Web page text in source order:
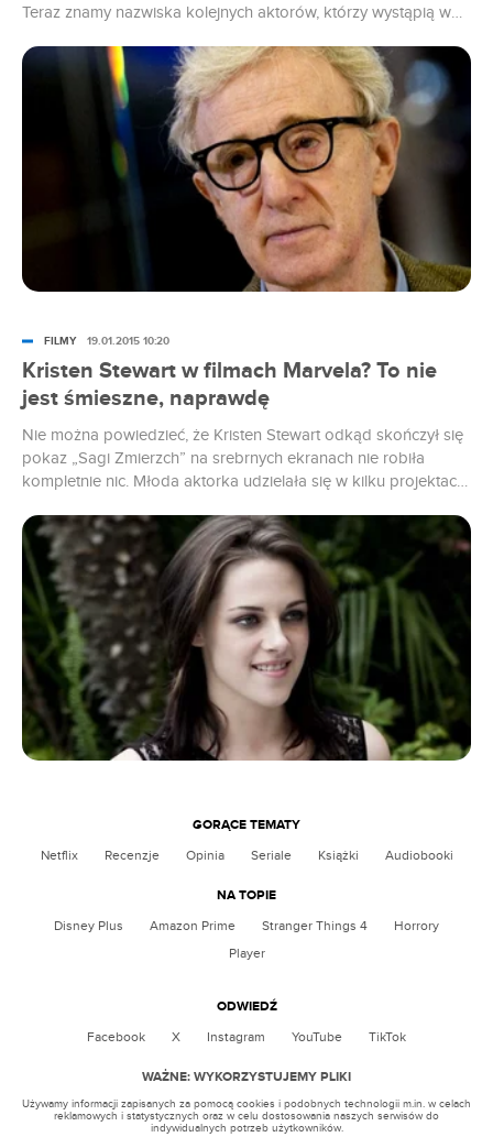
Teraz znamy nazwiska kolejnych aktorów, którzy wystąpią w
Kristen Stewart w filmach Marvela? To nie
jest śmieszne, naprawdę
Nie można powiedzieć, że Kristen Stewart odkąd skończył się
pokaz „Sagi Zmierzch” na srebrnych ekranach nie robiła
kompletnie nic. Młoda aktorka udzielała się w kilku projektach,
najlepszą aktorkę (Julianne Moore). Najwyraźniej jednak,
Stewart marzy się także rola w filmie o superbohaterach. A
dokładniej rzecz biorąc w filmach Marvela.
FILMY 19.01.2015 10:20
WAŻNE: WYKORZYSTUJEMY PLIKI
Używamy informacji zapisanych za pomocą cookies i podobnych technologii m.in. w celach
reklamowych i statystycznych oraz w celu dostosowania naszych serwisów do
indywidualnych potrzeb użytkowników.
GORĄCE TEMATY
Netflix Recenzje Opinia Seriale Książki Audiobooki
NA TOPIE
Disney Plus Amazon Prime Stranger Things 4
Horrory
Player
ODWIEDŹ
Facebook X Instagram YouTube TikTok